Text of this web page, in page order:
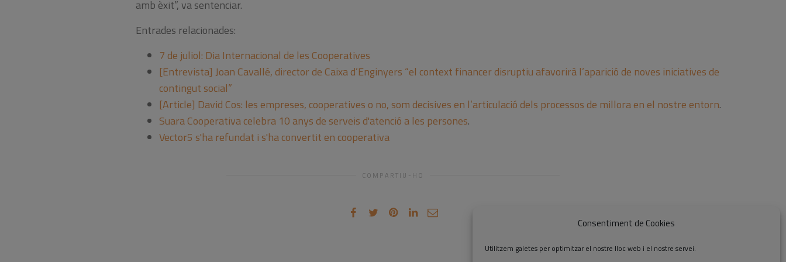
Consentiment de Cookies
Utilitzem galetes per optimitzar el nostre lloc web i el nostre servei.
amb èxit”, va sentenciar.
Entrades relacionades:
7 de juliol: Dia Internacional de les Cooperatives
[Entrevista] Joan Cavallé, director de Caixa d’Enginyers “el context financer disruptiu afavorirà l’aparició de noves iniciatives de
contingut social”
[Article] David Cos: les empreses, cooperatives o no, som decisives en l’articulació dels processos de millora en el nostre entorn.
Suara Cooperativa celebra 10 anys de serveis d'atenció a les persones.
Vector5 s'ha refundat i s'ha convertit en cooperativa
COMPARTIU-HO